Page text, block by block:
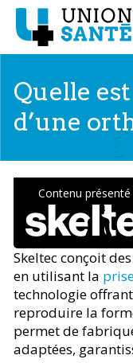
Quelle
d’une
Contenu
Skeltec conçoit
en utilisant la
technologie
reproduire la
permet de
adaptées,